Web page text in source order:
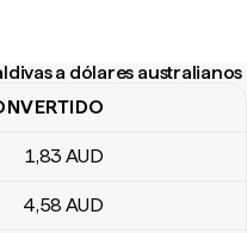
a dólares australianos
a dólares australianos
1,83 AUD
4,58 AUD